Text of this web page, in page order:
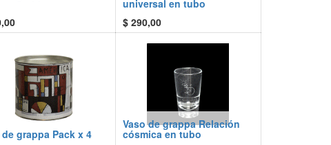
universal en tubo
$ 290,00
de grappa Pack x 4
Vaso de grappa Relación
cósmica en tubo